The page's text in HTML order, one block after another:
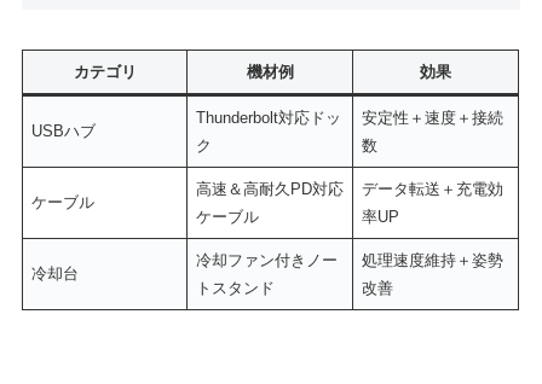
カテゴリ 機材例 効果
USBハブ
Thunderbolt対応ドッ
ク
安定性＋速度＋接続
数
ケーブル
高速＆高耐久PD対応
ケーブル
データ転送＋充電効
率UP
冷却台
冷却ファン付きノー
トスタンド
処理速度維持＋姿勢
改善